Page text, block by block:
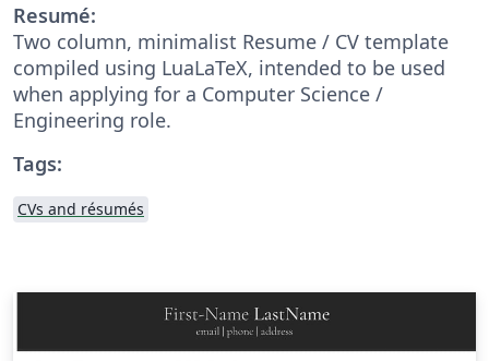
Resumé:
Two column, minimalist Resume / CV template
compiled using LuaLaTeX, intended to be used
when applying for a Computer Science /
Engineering role.
Tags:
CVs and résumés